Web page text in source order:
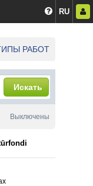
RU
РАБОТ
Искать
Выключены